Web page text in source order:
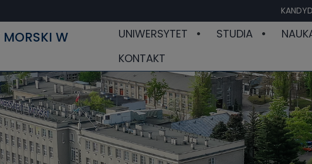
MORSKI W
UNIWERSYTET STUDIA
KONTAKT